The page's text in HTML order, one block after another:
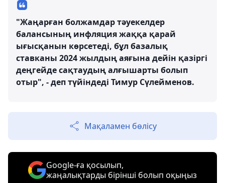
"Жаңарған болжамдар тәуекелдер
балансының инфляция жаққа қарай
ығысқанын көрсетеді, бұл базалық
ставканы 2024 жылдың аяғына дейін қазіргі
деңгейде сақтаудың алғышарты болып
отыр", - деп түйіндеді Тимур Сүлейменов.
Мақаламен бөлісу
Google-ға қосылып,
жаңалықтарды бірінші болып оқыңыз